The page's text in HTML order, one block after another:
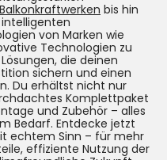
Balkonkraftwerken bis hin
von Marken wie
Technologien zu
die deinen
sichern und einen
Du erhältst nicht nur
Komplettpaket
und Zubehör – alles
Bedarf. Entdecke jetzt
echtem Sinn – für mehr
effiziente Nutzung der